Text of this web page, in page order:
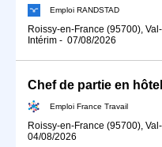
Emploi RANDSTAD
Roissy-en-France (95700),
Intérim - 07/08/2026
Chef de partie en
Emploi France Travail
Roissy-en-France (95700),
04/08/2026